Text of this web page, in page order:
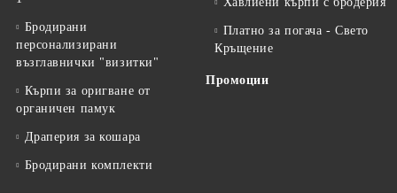
Бродирани
персонализирани
възглавнички "визитки"
Кърпи за оригване от
органичен памук
Драперия за кошара
Бродирани комплекти
Платно за погача - Свето
Кръщение
Промоции